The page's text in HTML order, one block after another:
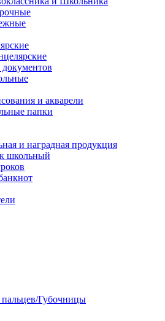
и акварели
папки
и наградная продукция
школьный
Губочницы